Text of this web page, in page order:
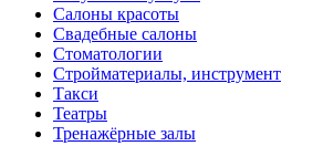
Салоны красоты
Свадебные салоны
Стоматологии
Стройматериалы, инструмент
Такси
Театры
Тренажёрные залы